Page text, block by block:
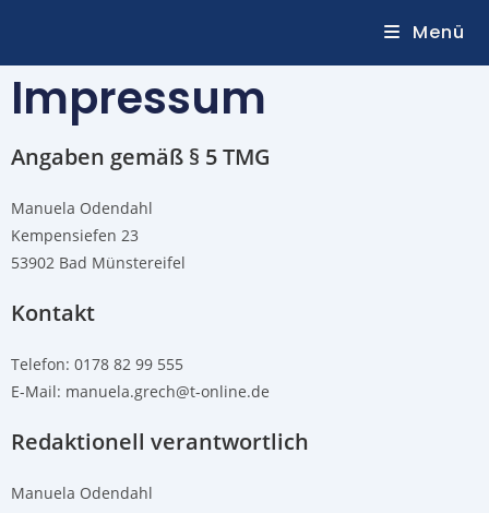
Menü
Impressum
Angaben gemäß § 5 TMG
Manuela Odendahl
Kempensiefen 23
53902 Bad Münstereifel
Kontakt
Telefon: 0178 82 99 555
E-Mail: manuela.grech@t-online.de
Redaktionell verantwortlich
Manuela Odendahl